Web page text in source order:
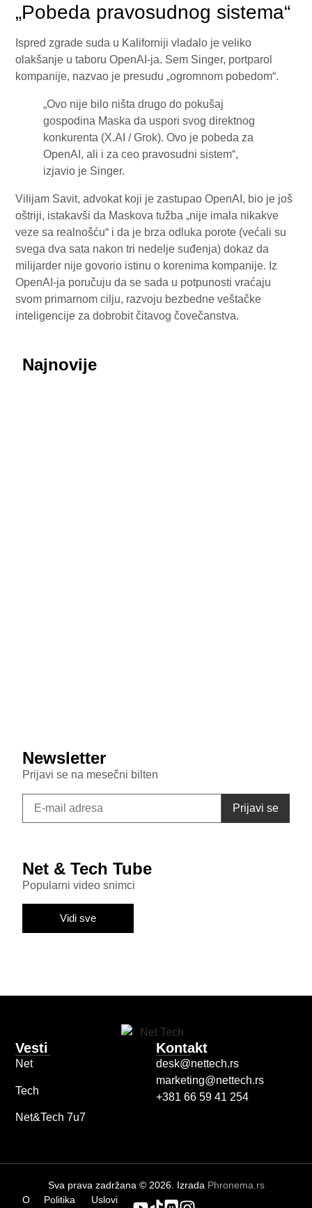
„Pobeda pravosudnog sistema“
Ispred zgrade suda u Kaliforniji vladalo je veliko
olakšanje u taboru OpenAI-ja. Sem Singer, portparol
kompanije, nazvao je presudu „ogromnom pobedom“.
„Ovo nije bilo ništa drugo do pokušaj
gospodina Maska da uspori svog direktnog
konkurenta (X.AI / Grok). Ovo je pobeda za
OpenAI, ali i za ceo pravosudni sistem“,
izjavio je Singer.
Vilijam Savit, advokat koji je zastupao OpenAI, bio je još
oštriji, istakavši da Maskova tužba „nije imala nikakve
veze sa realnošću“ i da je brza odluka porote (većali su
svega dva sata nakon tri nedelje suđenja) dokaz da
milijarder nije govorio istinu o korenima kompanije. Iz
OpenAI-ja poručuju da se sada u potpunosti vraćaju
svom primarnom cilju, razvoju bezbedne veštačke
inteligencije za dobrobit čitavog čovečanstva.
Najnovije
Newsletter
Prijavi se na mesečni bilten
Net & Tech Tube
Popularni video snimci
Vidi sve
Vesti
Net
Tech
Net&Tech 7u7
Kontakt
desk@nettech.rs
marketing@nettech.rs
+381 66 59 41 254
Sva prava zadržana © 2026. Izrada Phronema.rs
O
Politika Uslovi